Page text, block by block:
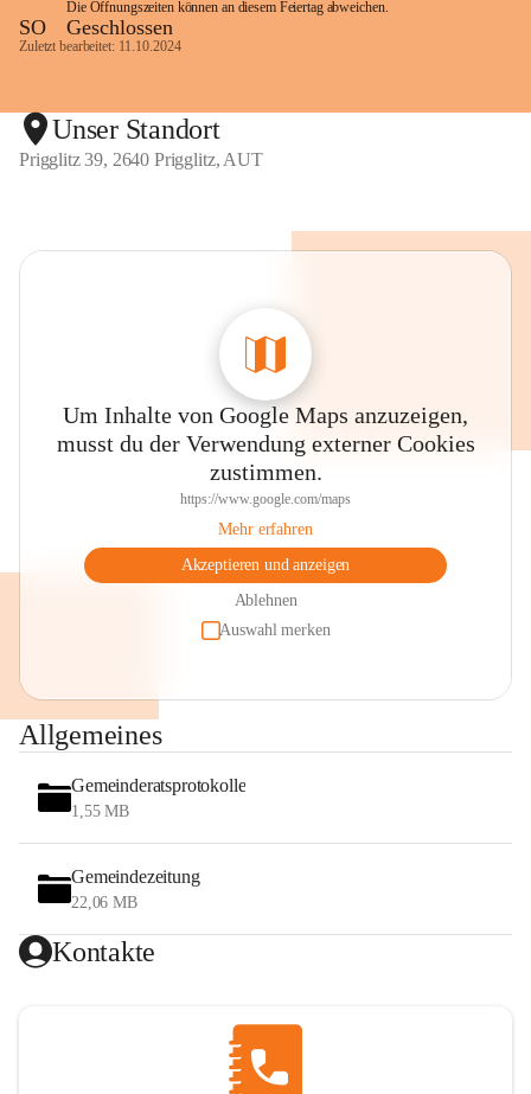
Die Öffnungszeiten können an diesem Feiertag abweichen.
SO Geschlossen
Zuletzt bearbeitet: 11.10.2024
Unser Standort
Prigglitz 39, 2640 Prigglitz, AUT
Um Inhalte von Google Maps anzuzeigen,
musst du der Verwendung externer Cookies
zustimmen.
https://www.google.com/maps
Mehr erfahren
Akzeptieren und anzeigen
Ablehnen
Auswahl merken
Allgemeines
Gemeinderatsprotokolle
1,55 MB
Gemeindezeitung
22,06 MB
Kontakte